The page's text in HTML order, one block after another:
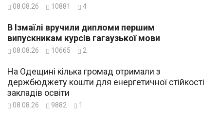
08.08.26 10881 4
В Ізмаїлі вручили дипломи першим
випускникам курсів гагаузької мови
08.08.26 10665 2
На Одещині кілька громад отримали з
держбюджету кошти для енергетичної стійкості
закладів освіти
08.08.26 9882 1